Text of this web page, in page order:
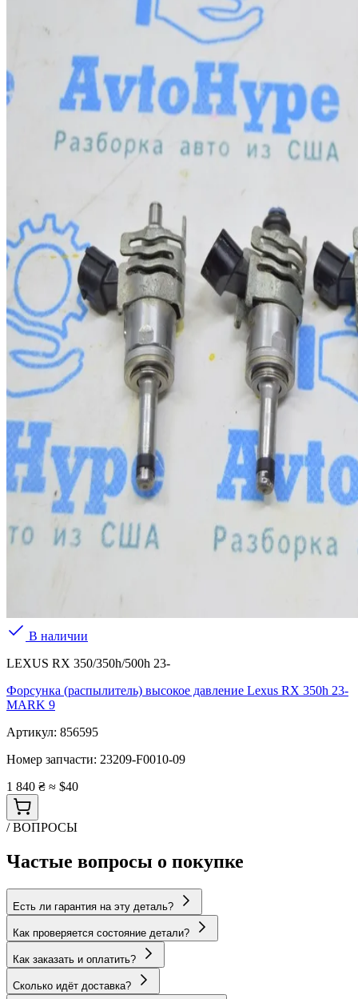
В наличии
LEXUS RX 350/350h/500h 23-
Форсунка (распылитель) высокое давление Lexus RX 350h 23-
MARK 9
Артикул: 856595
Номер запчасти: 23209-F0010-09
1 840 ₴ ≈ $40
/ ВОПРОСЫ
Частые вопросы о покупке
Есть ли гарантия на эту деталь?
Как проверяется состояние детали?
Как заказать и оплатить?
Сколько идёт доставка?